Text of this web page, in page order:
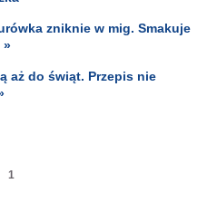
zniknie w mig. Smakuje
»
aż do świąt. Przepis nie
1